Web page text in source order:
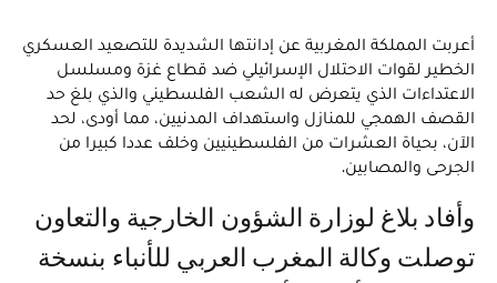
أعربت المملكة المغربية عن إدانتها الشديدة للتصعيد العسكري
الخطير لقوات الاحتلال الإسرائيلي ضد قطاع غزة ومسلسل
الاعتداءات الذي يتعرض له الشعب الفلسطيني والذي بلغ حد
القصف الهمجي للمنازل واستهداف المدنيين، مما أودى، لحد
الآن، بحياة العشرات من الفلسطينيين وخلف عددا كبيرا من
الجرحى والمصابين.
وأفاد بلاغ لوزارة الشؤون الخارجية والتعاون
توصلت وكالة المغرب العربي للأنباء بنسخة